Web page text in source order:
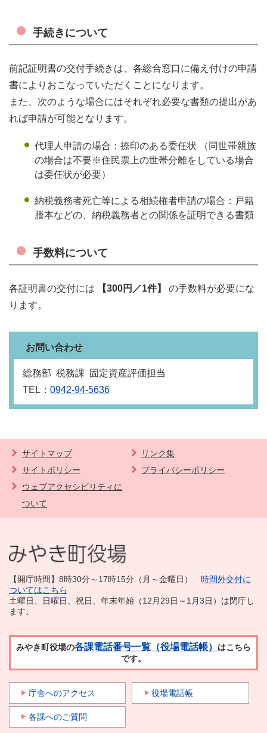
手続きについて
前記証明書の交付手続きは、各総合窓口に備え付けの申請
書によりおこなっていただくことになります。
また、次のような場合にはそれぞれ必要な書類の提出があ
れば申請が可能となります。
代理人申請の場合：捺印のある委任状 （同世帯親族
の場合は不要※住民票上の世帯分離をしている場合
は委任状が必要）
納税義務者死亡等による相続権者申請の場合：戸籍
謄本などの、納税義務者との関係を証明できる書類
手数料について
各証明書の交付には 【300円／1件】
の手数料が必要にな
ります。
お問い合わせ
総務部 税務課 固定資産評価担当
TEL： 0942-94-5636
サイトマップ
リンク集
サイトポリシー
プライバシーポリシー
ウェブアクセシビリティに
ついて
【開庁時間】8時30分～17時15分（月～金曜日） 時間外交付に
ついてはこちら
土曜日、日曜日、祝日、年末年始（12月29日～1月3日）は閉庁し
ます。
みやき町役場の各課電話番号一覧（役場電話帳） はこちら
です。
庁舎へのアクセス 役場電話帳
各課へのご質問